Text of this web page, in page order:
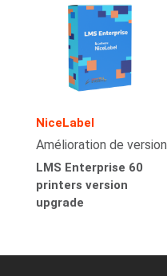
NiceLabel
Amélioration de version
LMS Enterprise 60
printers version
upgrade